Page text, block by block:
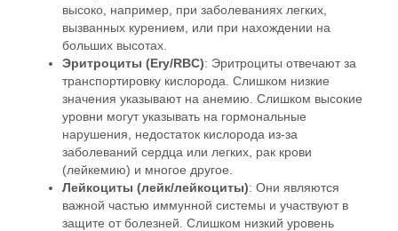
высоко, например, при заболеваниях легких,
вызванных курением, или при нахождении на
больших высотах.
Эритроциты (Ery/RBC): Эритроциты отвечают за
транспортировку кислорода. Слишком низкие
значения указывают на анемию. Слишком высокие
уровни могут указывать на гормональные
нарушения, недостаток кислорода из-за
заболеваний сердца или легких, рак крови
(лейкемию) и многое другое.
Лейкоциты (лейк/лейкоциты): Они являются
важной частью иммунной системы и участвуют в
защите от болезней. Слишком низкий уровень